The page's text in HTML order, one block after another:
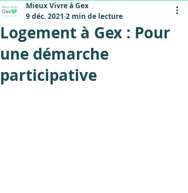
Logement à Gex : Pour
une démarche
participative
Mieux Vivre à Gex
9 déc. 2021 2 min de lecture